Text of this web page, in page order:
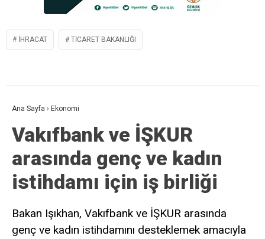
İHRACAT TICARET BAKANLIĞI
Ana Sayfa › Ekonomi
Vakıfbank ve İŞKUR
arasında genç ve kadın
istihdamı için iş birliği
Bakan Işıkhan, Vakıfbank ve İŞKUR arasında
genç ve kadın istihdamını desteklemek amacıyla